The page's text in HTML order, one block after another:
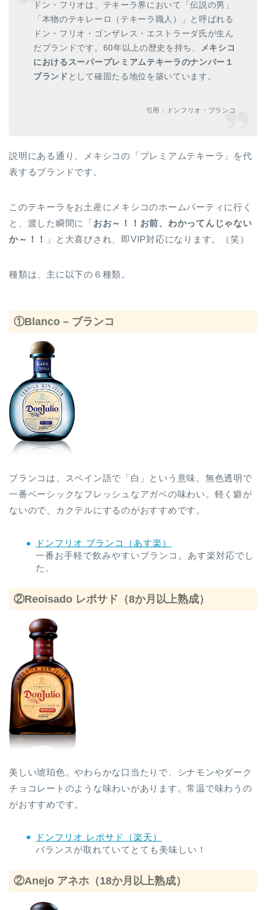
ドン・フリオは、テキーラ界において「伝説の男」
「本物のテキレーロ（テキーラ職人）」と呼ばれる
ドン・フリオ・ゴンザレス・エストラーダ氏が生ん
だブランドです。60年以上の歴史を持ち、 メキシコ
におけるスーパープレミアムテキーラのナンバー１
ブランド として確固たる地位を築いています。
引用：ドンフリオ・ブランコ
説明にある通り、メキシコの「プレミアムテキーラ」を代
表するブランドです。
このテキーラをお土産にメキシコのホームパーティに行く
と、渡した瞬間に「おお～！！お前、わかってんじゃない
か～！！
」と大喜びされ、即VIP対応になります。（笑）
種類は、主に以下の６種類。
①Blanco – ブランコ
ブランコは、スペイン語で「白」という意味。無色透明で
一番ベーシックなフレッシュなアガベの味わい。軽く癖が
ないので、カクテルにするのがおすすめです。
ドンフリオ ブランコ（あす楽）
一番お手軽で飲みやすいブランコ。あす楽対応でし
た。
②Reoisado レポサド（8か月以上熟成）
美しい琥珀色。やわらかな口当たりで、シナモンやダーク
チョコレートのような味わいがあります。常温で味わうの
がおすすめです。
ドンフリオ レポサド（楽天）
バランスが取れていてとても美味しい！
②Anejo アネホ（18か月以上熟成）